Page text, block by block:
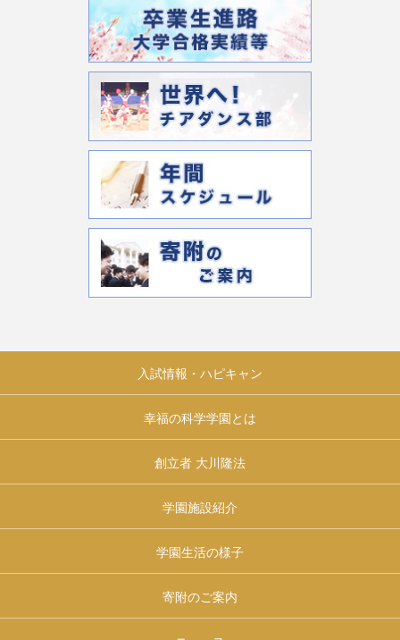
入試情報・ハピキャン
幸福の科学学園とは
創立者 大川隆法
学園施設紹介
学園生活の様子
寄附のご案内